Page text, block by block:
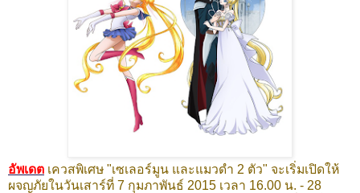
อัพเดต เควสพิเศษ "เซเลอร์มูน และแมวดำ 2 ตัว" จะเริ่มเปิดให้
ผจญภัยในวันเสาร์ที่ 7 กุมภาพันธ ์ 2015 เวลา 16.00 น. - 28